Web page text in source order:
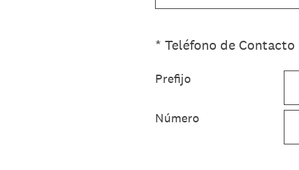
* Teléfono de Contacto
(Obligatorio).
Prefijo
Número